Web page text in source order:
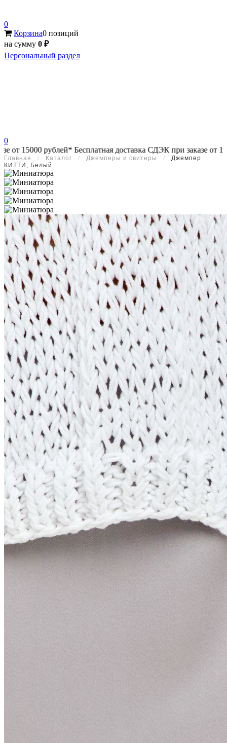
0
Корзина0 позиций
на сумму 0 ₽
Персональный раздел
0
Бесплатная доставка СДЭК при заказе от 15000 рублей*
Главная / Каталог / Джемперы и свитеры /
Джемпер
КИТТИ, Белый